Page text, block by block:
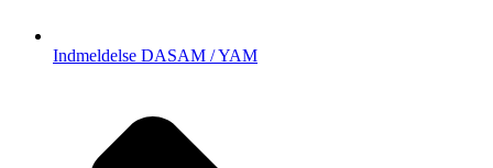
Indmeldelse DASAM / YAM